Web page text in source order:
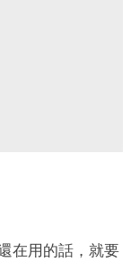
在用的話，就要